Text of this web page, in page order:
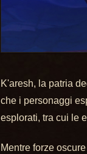
K'aresh, la patria
che i personaggi
esplorati, tra cui le
Mentre forze